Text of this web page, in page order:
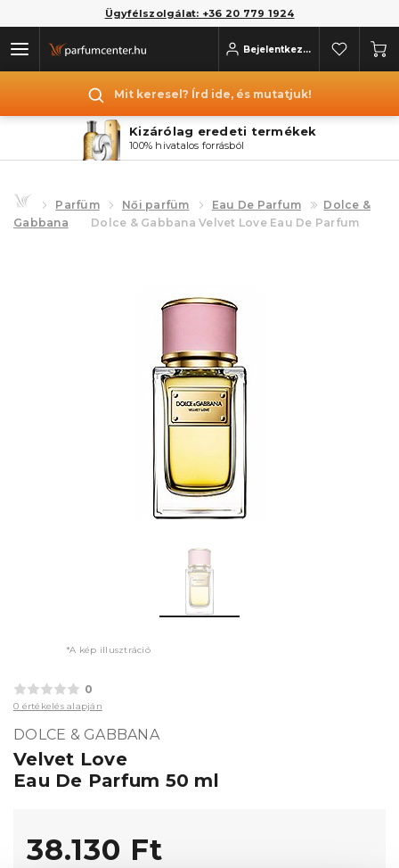
Ügyfélszolgálat: +36 20 779 1924
Bejelentkezés
Mit keresel? Írd ide, és mutatjuk!
Kizárólag eredeti termékek
100% hivatalos forrásból
Parfüm Női parfüm Eau De Parfum
Dolce &
Gabbana
Dolce & Gabbana Velvet Love Eau De Parfum
*A kép illusztráció
0
0 értékelés alapján
DOLCE & GABBANA
Velvet Love
Eau De Parfum 50 ml
38.130 Ft